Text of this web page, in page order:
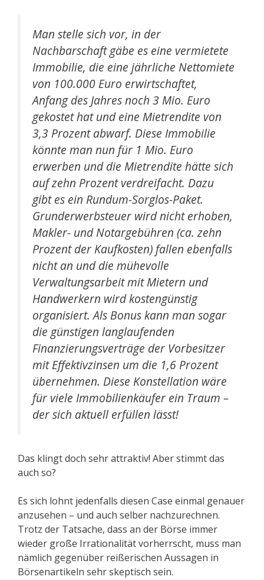
Man stelle sich vor, in der
Nachbarschaft gäbe es eine vermietete
Immobilie, die eine jährliche Nettomiete
von 100.000 Euro erwirtschaftet,
Anfang des Jahres noch 3 Mio. Euro
gekostet hat und eine Mietrendite von
3,3 Prozent abwarf. Diese Immobilie
könnte man nun für 1 Mio. Euro
erwerben und die Mietrendite hätte sich
auf zehn Prozent verdreifacht. Dazu
gibt es ein Rundum-Sorglos-Paket.
Grunderwerbsteuer wird nicht erhoben,
Makler- und Notargebühren (ca. zehn
Prozent der Kaufkosten) fallen ebenfalls
nicht an und die mühevolle
Verwaltungsarbeit mit Mietern und
Handwerkern wird kostengünstig
organisiert. Als Bonus kann man sogar
die günstigen langlaufenden
Finanzierungsverträge der Vorbesitzer
mit Effektivzinsen um die 1,6 Prozent
übernehmen. Diese Konstellation wäre
für viele Immobilienkäufer ein Traum –
der sich aktuell erfüllen lässt!
Das klingt doch sehr attraktiv! Aber stimmt das
auch so?
Es sich lohnt jedenfalls diesen Case einmal genauer
anzusehen – und auch selber nachzurechnen.
Trotz der Tatsache, dass an der Börse immer
wieder große Irrationalität vorherrscht, muss man
nämlich gegenüber reißerischen Aussagen in
Börsenartikeln sehr skeptisch sein.